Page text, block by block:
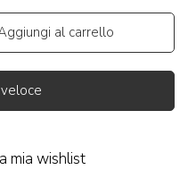
al carrello
mia wishlist